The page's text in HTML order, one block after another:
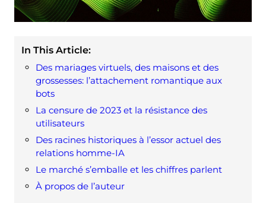
In This Article:
Des mariages virtuels, des maisons et des
grossesses: l’attachement romantique aux
bots
La censure de 2023 et la résistance des
utilisateurs
Des racines historiques à l’essor actuel des
relations homme-IA
Le marché s’emballe et les chiffres parlent
À propos de l’auteur